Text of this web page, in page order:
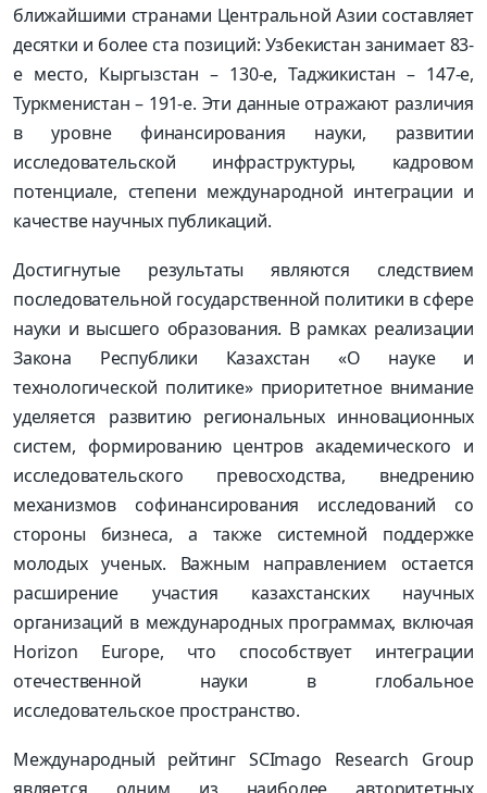
ближайшими странами Центральной Азии составляет
десятки и более ста позиций: Узбекистан занимает 83-
е место, Кыргызстан – 130-е, Таджикистан – 147-е,
Туркменистан – 191-е. Эти данные отражают различия
в уровне финансирования науки, развитии
исследовательской инфраструктуры, кадровом
потенциале, степени международной интеграции и
качестве научных публикаций.
Достигнутые результаты являются следствием
последовательной государственной политики в сфере
науки и высшего образования. В рамках реализации
Закона Республики Казахстан «О науке и
технологической политике» приоритетное внимание
уделяется развитию региональных инновационных
систем, формированию центров академического и
исследовательского превосходства, внедрению
механизмов софинансирования исследований со
стороны бизнеса, а также системной поддержке
молодых ученых. Важным направлением остается
расширение участия казахстанских научных
организаций в международных программах, включая
Horizon Europe, что способствует интеграции
отечественной науки в глобальное
исследовательское пространство.
Международный рейтинг SCImago Research Group